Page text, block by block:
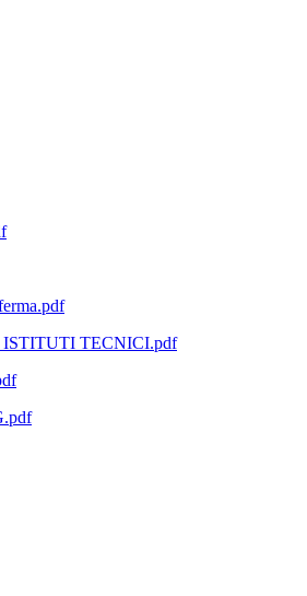
ISTITUTI TECNICI.pdf